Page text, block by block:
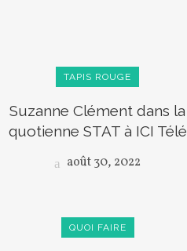
TAPIS ROUGE
Suzanne Clément dans la
quotienne STAT à ICI Télé
août 30, 2022
QUOI FAIRE